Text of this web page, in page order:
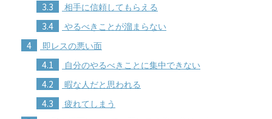
3.3 相手に信頼してもらえる
3.4 やるべきことが溜まらない
4 即レスの悪い面
4.1 自分のやるべきことに集中できない
4.2 暇な人だと思われる
4.3 疲れてしまう